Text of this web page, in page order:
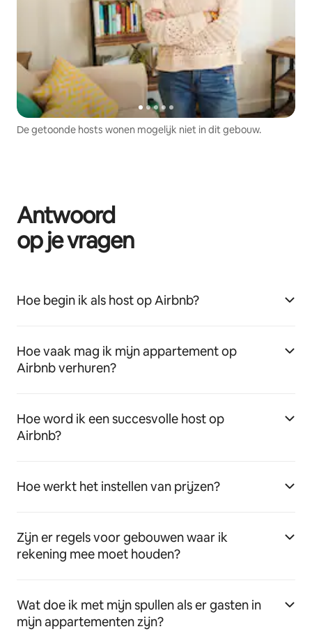
De getoonde hosts wonen mogelijk niet in dit gebouw.
Antwoord
op je vragen
Hoe begin ik als host op Airbnb?
Hoe vaak mag ik mijn appartement op
Airbnb verhuren?
Hoe word ik een succesvolle host op
Airbnb?
Hoe werkt het instellen van prijzen?
Zijn er regels voor gebouwen waar ik
rekening mee moet houden?
Wat doe ik met mijn spullen als er gasten in
mijn appartementen zijn?